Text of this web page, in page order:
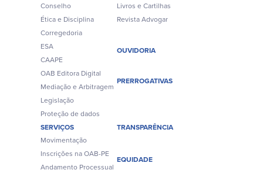
Conselho
Ética e Disciplina
Corregedoria
ESA
CAAPE
OAB Editora Digital
Mediação e Arbitragem
Legislação
Proteção de dados
Livros e Cartilhas
Revista Advogar
OUVIDORIA
PRERROGATIVAS
SERVIÇOS
Movimentação
Inscrições na OAB-PE
Andamento Processual
TRANSPARÊNCIA
EQUIDADE